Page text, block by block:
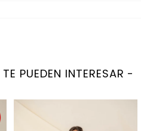
PUEDEN INTERESAR